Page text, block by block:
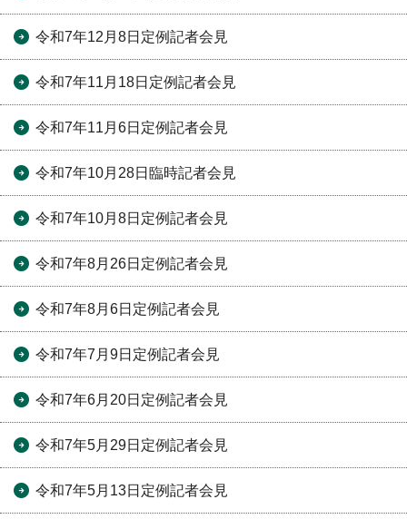
令和7年12月8日定例記者会見
令和7年11月18日定例記者会見
令和7年11月6日定例記者会見
令和7年10月28日臨時記者会見
令和7年10月8日定例記者会見
令和7年8月26日定例記者会見
令和7年8月6日定例記者会見
令和7年7月9日定例記者会見
令和7年6月20日定例記者会見
令和7年5月29日定例記者会見
令和7年5月13日定例記者会見